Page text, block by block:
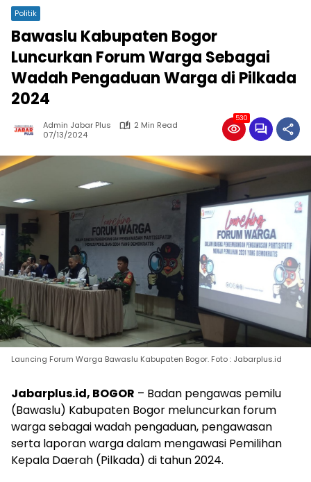
Politik
Bawaslu Kabupaten Bogor
Luncurkan Forum Warga Sebagai
Wadah Pengaduan Warga di Pilkada
2024
Admin Jabar Plus
2 Min Read
07/13/2024
530
Launcing Forum Warga Bawaslu Kabupaten Bogor. Foto : Jabarplus.id
Jabarplus.id, BOGOR – Badan pengawas pemilu
(Bawaslu) Kabupaten Bogor meluncurkan forum
warga sebagai wadah pengaduan, pengawasan
serta laporan warga dalam mengawasi Pemilihan
Kepala Daerah (Pilkada) di tahun 2024.